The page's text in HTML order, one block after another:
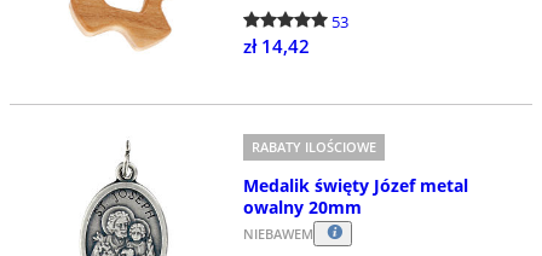
53
zł 14,42
RABATY ILOŚCIOWE
Medalik święty Józef metal
owalny 20mm
NIEBAWEM